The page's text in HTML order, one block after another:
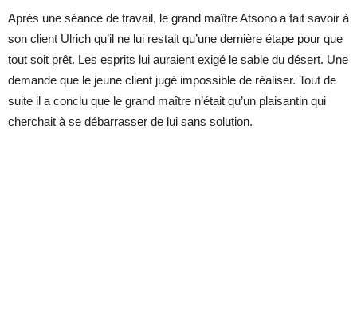
Après une séance de travail, le grand maître Atsono a fait savoir à
son client Ulrich qu’il ne lui restait qu’une dernière étape pour que
tout soit prêt. Les esprits lui auraient exigé le sable du désert. Une
demande que le jeune client jugé impossible de réaliser. Tout de
suite il a conclu que le grand maître n’était qu’un plaisantin qui
cherchait à se débarrasser de lui sans solution.